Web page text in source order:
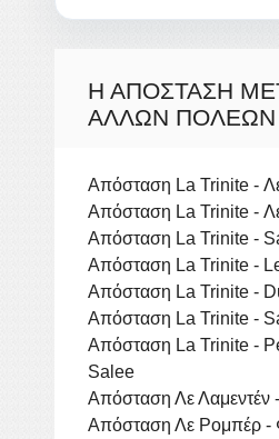
Η ΑΠΌΣΤΑΣΗ
ΆΛΛΩΝ ΠΌΛΕΩΝ
Απόσταση La Trinite -
Απόσταση La Trinite -
Απόσταση La Trinite -
Απόσταση La Trinite -
Απόσταση La Trinite -
Απόσταση La Trinite -
Απόσταση La Trinite -
Salee
Απόσταση Λε Λαμεντέν
Απόσταση Λε Ρομπέρ -